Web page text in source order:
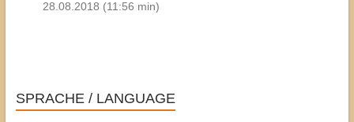
28.08.2018 (11:56 min)
SPRACHE / LANGUAGE